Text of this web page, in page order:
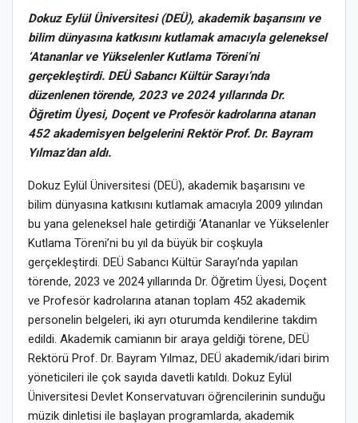
Dokuz Eylül Üniversitesi (DEÜ), akademik başarısını ve
bilim dünyasına katkısını kutlamak amacıyla geleneksel
‘Atananlar ve Yükselenler Kutlama Töreni’ni
gerçekleştirdi. DEÜ Sabancı Kültür Sarayı’nda
düzenlenen törende, 2023 ve 2024 yıllarında Dr.
Öğretim Üyesi, Doçent ve Profesör kadrolarına atanan
452 akademisyen belgelerini Rektör Prof. Dr. Bayram
Yılmaz’dan aldı.
Dokuz Eylül Üniversitesi (DEÜ), akademik başarısını ve
bilim dünyasına katkısını kutlamak amacıyla 2009 yılından
bu yana geleneksel hale getirdiği ‘Atananlar ve Yükselenler
Kutlama Töreni’ni bu yıl da büyük bir coşkuyla
gerçekleştirdi. DEÜ Sabancı Kültür Sarayı’nda yapılan
törende, 2023 ve 2024 yıllarında Dr. Öğretim Üyesi, Doçent
ve Profesör kadrolarına atanan toplam 452 akademik
personelin belgeleri, iki ayrı oturumda kendilerine takdim
edildi. Akademik camianın bir araya geldiği törene, DEÜ
Rektörü Prof. Dr. Bayram Yılmaz, DEÜ akademik/idari birim
yöneticileri ile çok sayıda davetli katıldı. Dokuz Eylül
Üniversitesi Devlet Konservatuvarı öğrencilerinin sunduğu
müzik dinletisi ile başlayan programlarda, akademik